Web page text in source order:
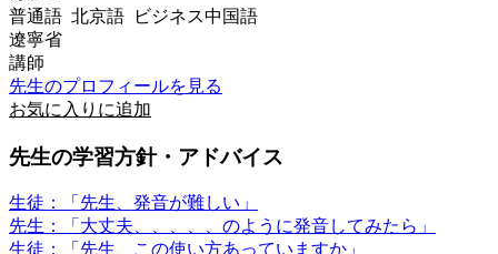
普通語 北京語 ビジネス中国語
遼寧省
講師
先生のプロフィールを見る
お気に入りに追加
先生の学習方針・アドバイス
生徒：「先生、発音が難しい」
先生：「大丈夫、、、、、のように発音してみたら」
生徒：「先生、この使い方あっていますか」